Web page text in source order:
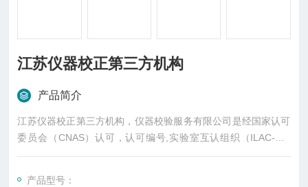
江苏仪器校正第三方机构
产品简介
江苏仪器校正第三方机构，仪器校验服务有限公司是经国家认可
委员会（CNAS）认可，认可编号,实验室互认组织（ILAC-MR
A）,通过ISO17025计量准则要求,并依法专门从事仪器计量、校
产品型号：